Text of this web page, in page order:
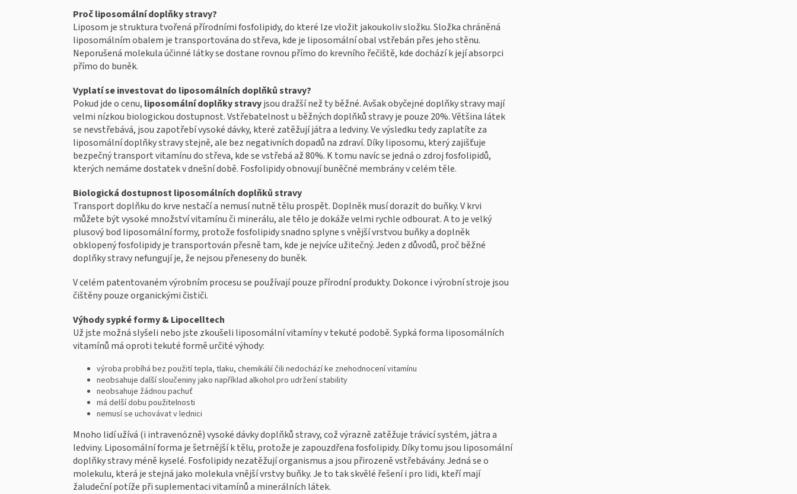
Proč liposomální doplňky stravy?
Liposom je struktura tvořená přírodními fosfolipidy, do které lze vložit jakoukoliv složku. Složka chráněná
liposomálním obalem je transportována do střeva, kde je liposomální obal vstřebán přes jeho stěnu.
Neporušená molekula účinné látky se dostane rovnou přímo do krevního řečiště, kde dochází k její absorpci
přímo do buněk.
Vyplatí se investovat do liposomálních doplňků stravy?
Pokud jde o cenu, liposomální doplňky stravyjsou dražší než ty běžné. Avšak obyčejné doplňky stravy mají
velmi nízkou biologickou dostupnost. Vstřebatelnost u běžných doplňků stravy je pouze 20%. Většina látek
se nevstřebává, jsou zapotřebí vysoké dávky, které zatěžují játra a ledviny. Ve výsledku tedy zaplatíte za
liposomální doplňky stravy stejně, ale bez negativních dopadů na zdraví. Díky liposomu, který zajišťuje
bezpečný transport vitamínu do střeva, kde se vstřebá až 80%. K tomu navíc se jedná o zdroj fosfolipidů,
kterých nemáme dostatek v dnešní době. Fosfolipidy obnovují buněčné membrány v celém těle.
Biologická dostupnost liposomálních doplňků stravy
Transport doplňku do krve nestačí a nemusí nutně tělu prospět. Doplněk musí dorazit do buňky. V krvi
můžete být vysoké množství vitamínu či minerálu, ale tělo je dokáže velmi rychle odbourat. A to je velký
plusový bod liposomální formy, protože fosfolipidy snadno splyne s vnější vrstvou buňky a doplněk
obklopený fosfolipidy je transportován přesně tam, kde je nejvíce užitečný. Jeden z důvodů, proč běžné
doplňky stravy nefungují je, že nejsou přeneseny do buněk.
V celém patentovaném výrobním procesu se používají pouze přírodní produkty. Dokonce i výrobní stroje jsou
čištěny pouze organickými čističi.
Výhody sypké formy & Lipocelltech
Už jste možná slyšeli nebo jste zkoušeli liposomální vitamíny v tekuté podobě. Sypká forma liposomálních
vitamínů má oproti tekuté formě určité výhody:
výroba probíhá bez použití tepla, tlaku, chemikálií čili nedochází ke znehodnocení vitamínu
neobsahuje další sloučeniny jako například alkohol pro udržení stability
neobsahuje žádnou pachuť
má delší dobu použitelnosti
nemusí se uchovávat v lednici
Mnoho lidí užívá (i intravenózně) vysoké dávky doplňků stravy, což výrazně zatěžuje trávicí systém, játra a
ledviny. Liposomální forma je šetrnější k tělu, protože je zapouzdřena fosfolipidy. Díky tomu jsou liposomální
doplňky stravy méně kyselé. Fosfolipidy nezatěžují organismus a jsou přirozeně vstřebávány. Jedná se o
molekulu, která je stejná jako molekula vnější vrstvy buňky. Je to tak skvělé řešení i pro lidi, kteří mají
žaludeční potíže při suplementaci vitamínů a minerálních látek.